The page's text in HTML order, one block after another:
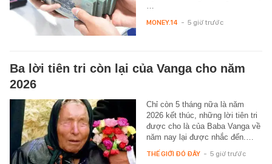
MONEY.14 - 5 giờ trước
Ba lời tiên tri còn lại của Vanga cho năm
2026
Chỉ còn 5 tháng nữa là năm
2026 kết thúc, những lời tiên tri
được cho là của Baba Vanga về
năm nay lại được nhắc đến.…
THẾ GIỚI ĐÓ ĐÂY - 5 giờ trước